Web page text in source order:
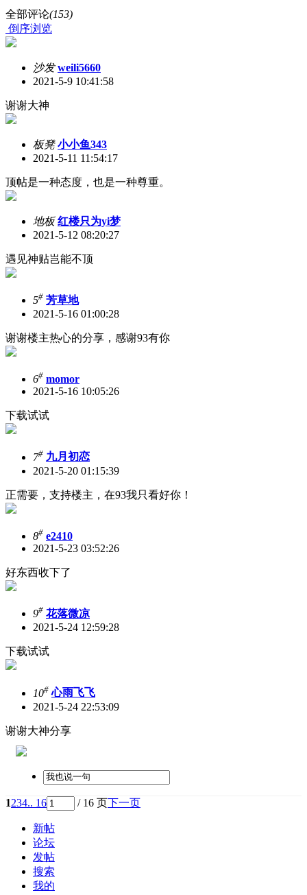
全部评论(153)
倒序浏览
沙发 weili5660
2021-5-9 10:41:58
谢谢大神
板凳 小小鱼343
2021-5-11 11:54:17
顶帖是一种态度，也是一种尊重。
地板 红楼只为yi梦
2021-5-12 08:20:27
遇见神贴岂能不顶
5# 芳草地
2021-5-16 01:00:28
谢谢楼主热心的分享，感谢93有你
6# momor
2021-5-16 10:05:26
下载试试
7# 九月初恋
2021-5-20 01:15:39
正需要，支持楼主，在93我只看好你！
8# e2410
2021-5-23 03:52:26
好东西收下了
9# 花落微凉
2021-5-24 12:59:28
下载试试
10# 心雨飞飞
2021-5-24 22:53:09
谢谢大神分享
1234.. 16 / 16 页下一页
新帖
论坛
发帖
搜索
我的